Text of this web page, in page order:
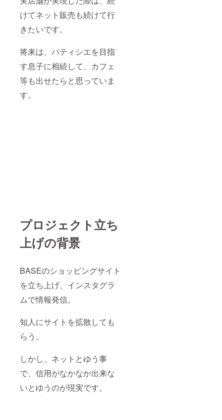
けてネット販売も続けて行
きたいです。
将来は、パティシエを目指
す息子に相続して、カフェ
等も出せたらと思っていま
す。
プロジェクト立ち
上げの背景
BASEのショッピングサイト
を立ち上げ、インスタグラ
ムで情報発信。
知人にサイトを拡散しても
らう。
しかし、ネットとゆう事
で、信用がなかなか出来な
いとゆうのが現実です。